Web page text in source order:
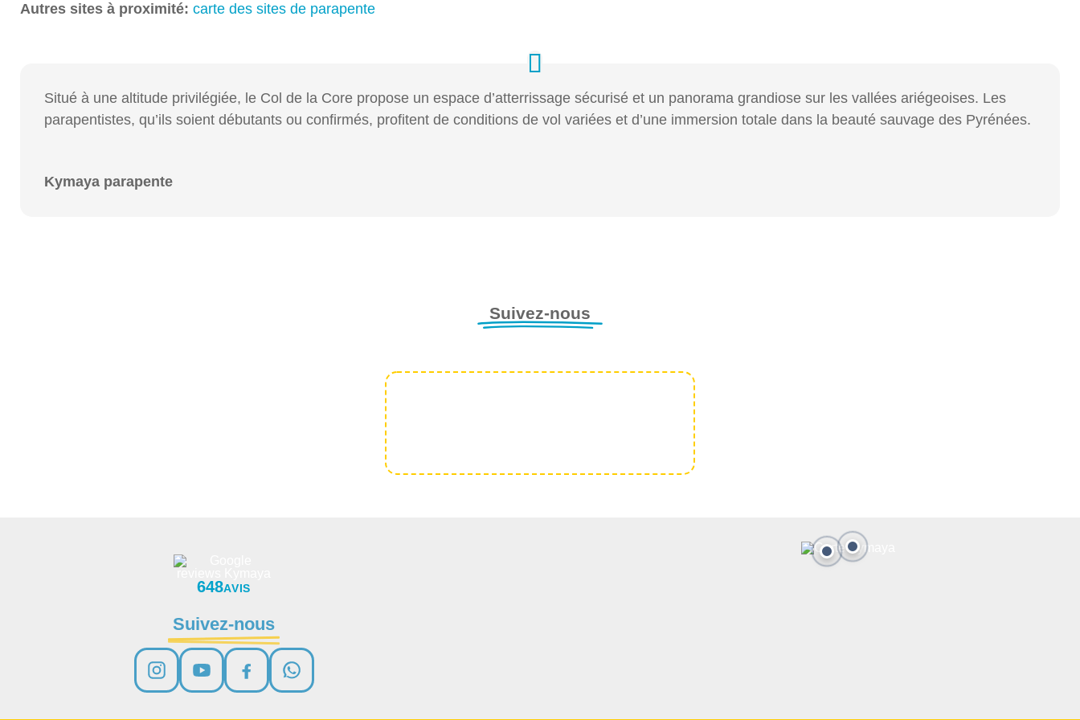
Autres sites à proximité: carte des sites de parapente
Situé à une altitude privilégiée, le Col de la Core propose un espace d’atterrissage sécurisé et un panorama grandiose sur les vallées ariégeoises. Les
parapentistes, qu’ils soient débutants ou confirmés, profitent de conditions de vol variées et d’une immersion totale dans la beauté sauvage des Pyrénées.
Kymaya parapente
Suivez-nous
648AVIS
Suivez-nous